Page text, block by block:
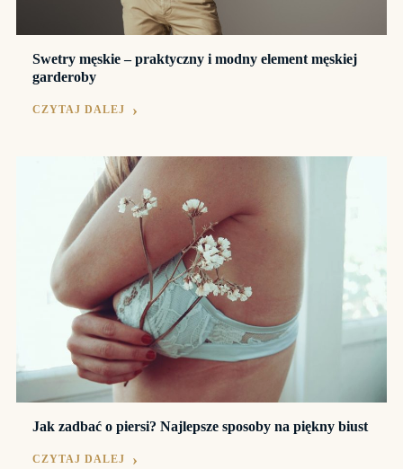
Swetry męskie – praktyczny i modny element męskiej
garderoby
CZYTAJ DALEJ
Jak zadbać o piersi? Najlepsze sposoby na piękny biust
CZYTAJ DALEJ